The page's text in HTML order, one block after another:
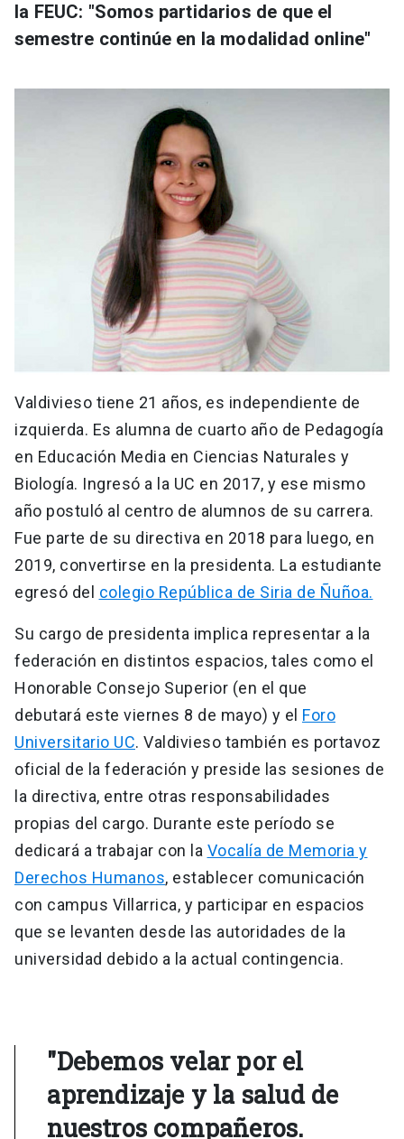
la FEUC: "Somos partidarios de que el
semestre continúe en la modalidad online"
Valdivieso tiene 21 años, es independiente de
izquierda. Es alumna de cuarto año de Pedagogía
en Educación Media en Ciencias Naturales y
Biología. Ingresó a la UC en 2017, y ese mismo
año postuló al centro de alumnos de su carrera.
Fue parte de su directiva en 2018 para luego, en
2019, convertirse en la presidenta. La estudiante
egresó del colegio República de Siria de Ñuñoa.
Su cargo de presidenta implica representar a la
federación en distintos espacios, tales como el
Honorable Consejo Superior (en el que
debutará este viernes 8 de mayo) y el Foro
Universitario UC. Valdivieso también es portavoz
oficial de la federación y preside las sesiones de
la directiva, entre otras responsabilidades
propias del cargo. Durante este período se
dedicará a trabajar con la Vocalía de Memoria y
Derechos Humanos, establecer comunicación
con campus Villarrica, y participar en espacios
que se levanten desde las autoridades de la
universidad debido a la actual contingencia.
"Debemos velar por el
aprendizaje y la salud de
nuestros compañeros.